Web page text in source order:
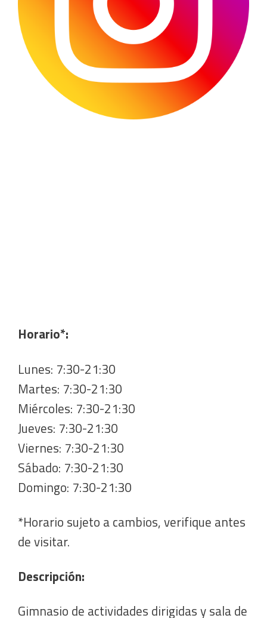
Horario*:
Lunes: 7:30-21:30
Martes: 7:30-21:30
Miércoles: 7:30-21:30
Jueves: 7:30-21:30
Viernes: 7:30-21:30
Sábado: 7:30-21:30
Domingo: 7:30-21:30
*Horario sujeto a cambios, verifique antes
de visitar.
Descripción:
Gimnasio de actividades dirigidas y sala de